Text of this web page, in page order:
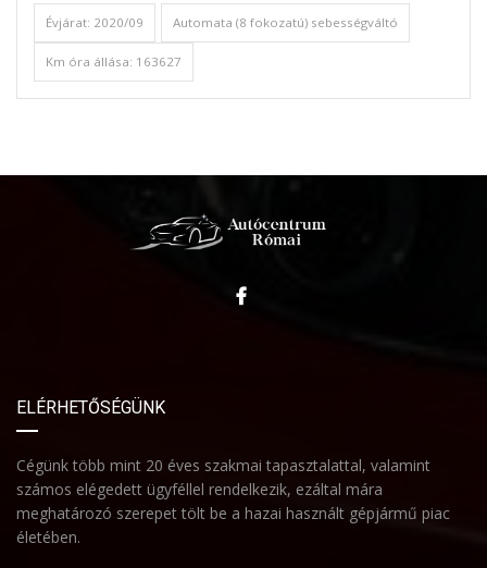
Évjárat: 2020/09 Automata (8 fokozatú) sebességváltó
Km óra állása: 163627
ELÉRHETŐSÉGÜNK
Cégünk több mint 20 éves szakmai tapasztalattal, valamint
számos elégedett ügyféllel rendelkezik, ezáltal mára
meghatározó szerepet tölt be a hazai használt gépjármű piac
életében.